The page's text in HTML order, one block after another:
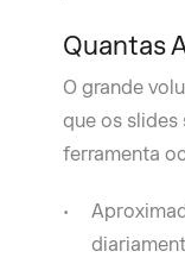
Quantas
O grande
que os
ferramenta